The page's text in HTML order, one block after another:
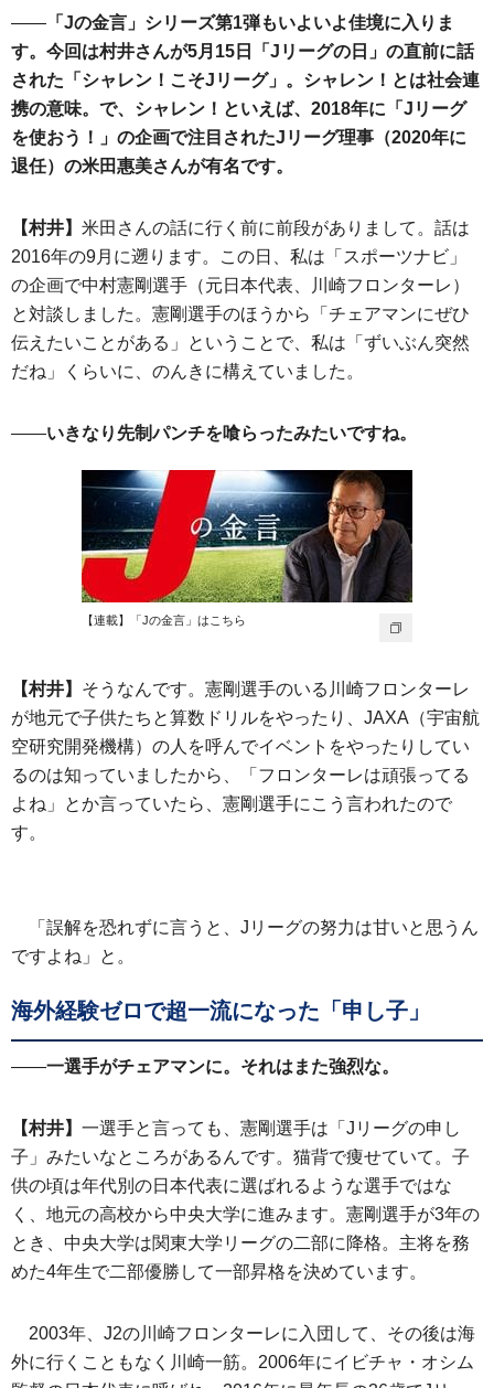
—— 「Jの金言」シリーズ第1弾もいよいよ佳境に入りま
す。今回は村井さんが5月15日「Jリーグの日」の直前に話
された「シャレン！こそJリーグ」。シャレン！とは社会連
携の意味。で、シャレン！といえば、2018年に「Jリーグ
を使おう！」の企画で注目されたJリーグ理事（2020年に
退任）の米田惠美さんが有名です。
【村井】 米田さんの話に行く前に前段がありまして。話は
2016年の9月に遡ります。この日、私は「スポーツナビ」
の企画で中村憲剛選手（元日本代表、川崎フロンターレ）
と対談しました。憲剛選手のほうから「チェアマンにぜひ
伝えたいことがある」ということで、私は「ずいぶん突然
だね」くらいに、のんきに構えていました。
——いきなり先制パンチを喰らったみたいですね。
【連載】「Jの金言」はこちら
【村井】 そうなんです。憲剛選手のいる川崎フロンターレ
が地元で子供たちと算数ドリルをやったり、JAXA（宇宙航
空研究開発機構）の人を呼んでイベントをやったりしてい
るのは知っていましたから、「フロンターレは頑張ってる
よね」とか言っていたら、憲剛選手にこう言われたので
す。
「誤解を恐れずに言うと、Jリーグの努力は甘いと思うん
ですよね」と。
海外経験ゼロで超一流になった「申し子」
——一選手がチェアマンに。それはまた強烈な。
【村井】 一選手と言っても、憲剛選手は「Jリーグの申し
子」みたいなところがあるんです。猫背で痩せていて。子
供の頃は年代別の日本代表に選ばれるような選手ではな
く、地元の高校から中央大学に進みます。憲剛選手が3年の
とき、中央大学は関東大学リーグの二部に降格。主将を務
めた4年生で二部優勝して一部昇格を決めています。
2003年、J2の川崎フロンターレに入団して、その後は海
外に行くこともなく川崎一筋。2006年にイビチャ・オシム